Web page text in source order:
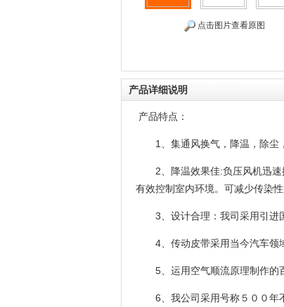
点击图片查看原图
产品详细说明
产品特点：
1、集通风换气，降温，除尘
2、降温效果佳:负压风机迅
有效控制室内环境。可减少传染
3、设计合理：我司采用引进
4、传动皮带采用当今汽车领
5、运用空气顺流原理制作的
6、我公司采用号称５００年